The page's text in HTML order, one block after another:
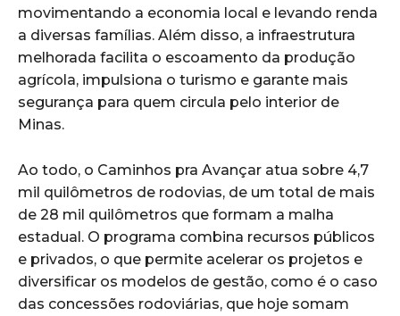
movimentando a economia local e levando renda
a diversas famílias. Além disso, a infraestrutura
melhorada facilita o escoamento da produção
agrícola, impulsiona o turismo e garante mais
segurança para quem circula pelo interior de
Minas.
Ao todo, o Caminhos pra Avançar atua sobre 4,7
mil quilômetros de rodovias, de um total de mais
de 28 mil quilômetros que formam a malha
estadual. O programa combina recursos públicos
e privados, o que permite acelerar os projetos e
diversificar os modelos de gestão, como é o caso
das concessões rodoviárias, que hoje somam